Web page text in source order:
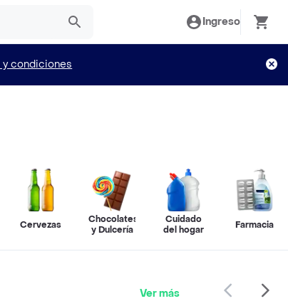
Ingreso
y condiciones
Cervezas
Chocolates
y Dulcería
Cuidado
del hogar
Farmacia
Ver más